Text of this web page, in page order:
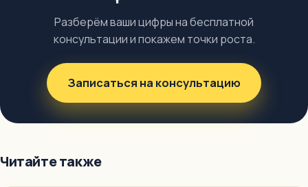
Разберём ваши цифры на бесплатной
консультации и покажем точки роста.
Записаться на консультацию
Читайте также